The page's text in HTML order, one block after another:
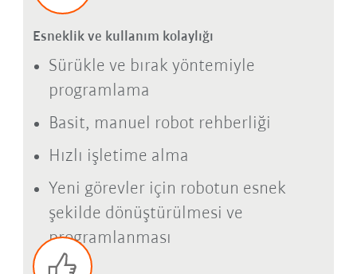
Esneklik ve kullanım kolaylığı
Sürükle ve bırak yöntemiyle
programlama
Basit, manuel robot rehberliği
Hızlı işletime alma
Yeni görevler için robotun esnek
şekilde dönüştürülmesi ve
programlanması